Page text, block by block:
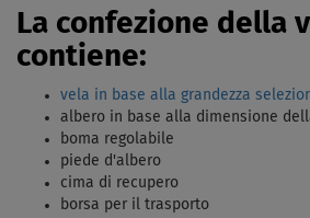
La confezione della
contiene:
vela in base alla grandezza
albero in base alla dimensione
boma regolabile
piede d'albero
cima di recupero
borsa per il trasporto